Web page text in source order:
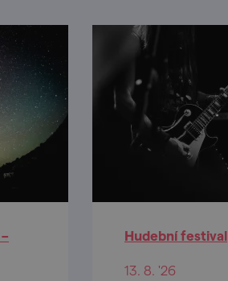
Hudební festival
13. 8. '26